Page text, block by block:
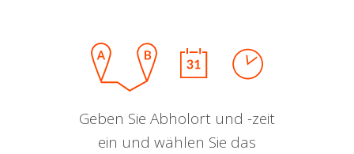
Geben Sie Abholort und -zeit
ein und wählen Sie das